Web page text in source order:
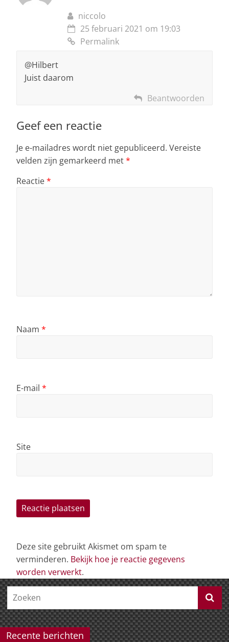
niccolo
25 februari 2021 om 19:03
Permalink
@Hilbert
Juist daarom
Beantwoorden
Geef een reactie
Je e-mailadres wordt niet gepubliceerd. Vereiste
velden zijn gemarkeerd met*
Reactie*
Naam *
E-mail *
Site
Deze site gebruikt Akismet om spam te
verminderen. Bekijk hoe je reactie gegevens
worden verwerkt.
Recente berichten